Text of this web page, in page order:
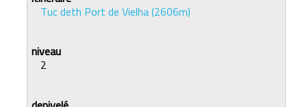
Tuc deth Port de Vielha (2606m)
2